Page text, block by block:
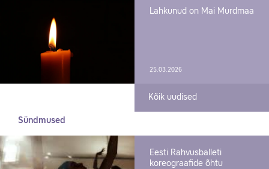
Lahkunud on Mai Murdmaa
25.03.2026
Kõik uudised
Sündmused
Eesti Rahvusballeti
koreograafide õhtu